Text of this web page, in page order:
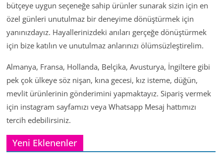
bütçeye uygun seçeneğe sahip ürünler sunarak sizin için en
özel günleri unutulmaz bir deneyime dönüştürmek için
yanınızdayız. Hayallerinizdeki anıları gerçeğe dönüştürmek
için bize katılın ve unutulmaz anlarınızı ölümsüzleştirelim.
Almanya, Fransa, Hollanda, Belçika, Avusturya, İngiltere gibi
pek çok ülkeye söz nişan, kına gecesi, kız isteme, düğün,
mevlit ürünlerinin gönderimini yapmaktayız. Sipariş vermek
için instagram sayfamızı veya Whatsapp Mesaj hattımızı
tercih edebilirsiniz.
Yeni Eklenenler